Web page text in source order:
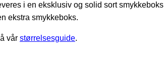
i en eksklusiv og solid sort
ekstra smykkeboks.
vår størrelsesguide.